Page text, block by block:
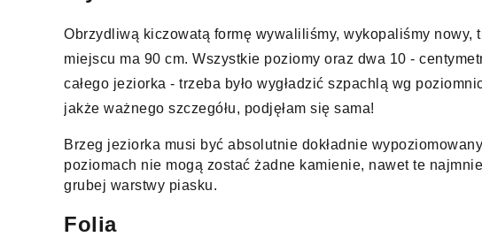
Obrzydliwą kiczowatą formę wywaliliśmy, wykopaliśmy nowy,
miejscu ma 90 cm. Wszystkie poziomy oraz dwa 10 -
całego jeziorka - trzeba było wygładzić szpachlą wg
jakże ważnego szczegółu, podjęłam się sama!
Brzeg jeziorka musi być absolutnie dokładnie
poziomach nie mogą zostać żadne kamienie, nawet te
Folia